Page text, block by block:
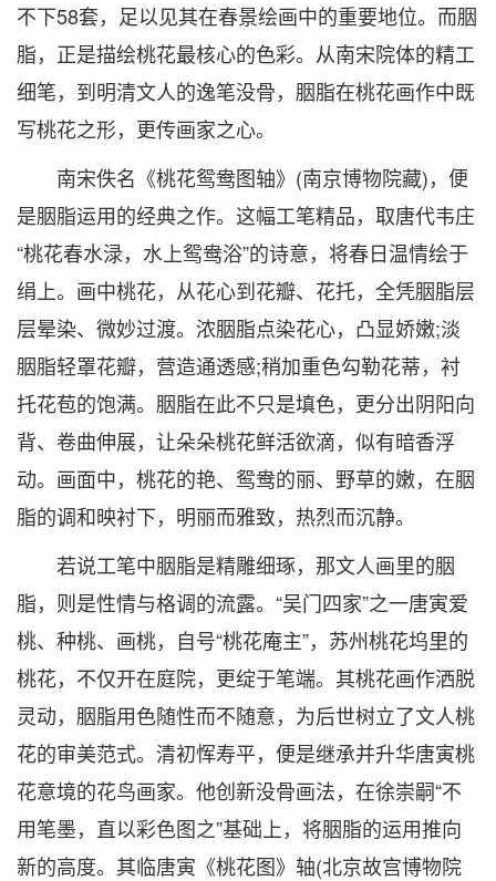
不下58套，足以见其在春景绘画中的重要地位。而胭
脂，正是描绘桃花最核心的色彩。从南宋院体的精工
细笔，到明清文人的逸笔没骨，胭脂在桃花画作中既
写桃花之形，更传画家之心。
南宋佚名《桃花鸳鸯图轴》(南京博物院藏)，便
是胭脂运用的经典之作。这幅工笔精品，取唐代韦庄
“桃花春水渌，水上鸳鸯浴”的诗意，将春日温情绘于
绢上。画中桃花，从花心到花瓣、花托，全凭胭脂层
层晕染、微妙过渡。浓胭脂点染花心，凸显娇嫩;淡
胭脂轻罩花瓣，营造通透感;稍加重色勾勒花蒂，衬
托花苞的饱满。胭脂在此不只是填色，更分出阴阳向
背、卷曲伸展，让朵朵桃花鲜活欲滴，似有暗香浮
动。画面中，桃花的艳、鸳鸯的丽、野草的嫩，在胭
脂的调和映衬下，明丽而雅致，热烈而沉静。
若说工笔中胭脂是精雕细琢，那文人画里的胭
脂，则是性情与格调的流露。“吴门四家”之一唐寅爱
桃、种桃、画桃，自号“桃花庵主”，苏州桃花坞里的
桃花，不仅开在庭院，更绽于笔端。其桃花画作洒脱
灵动，胭脂用色随性而不随意，为后世树立了文人桃
花的审美范式。清初恽寿平，便是继承并升华唐寅桃
花意境的花鸟画家。他创新没骨画法，在徐崇嗣“不
用笔墨，直以彩色图之”基础上，将胭脂的运用推向
新的高度。其临唐寅《桃花图》轴(北京故宫博物院